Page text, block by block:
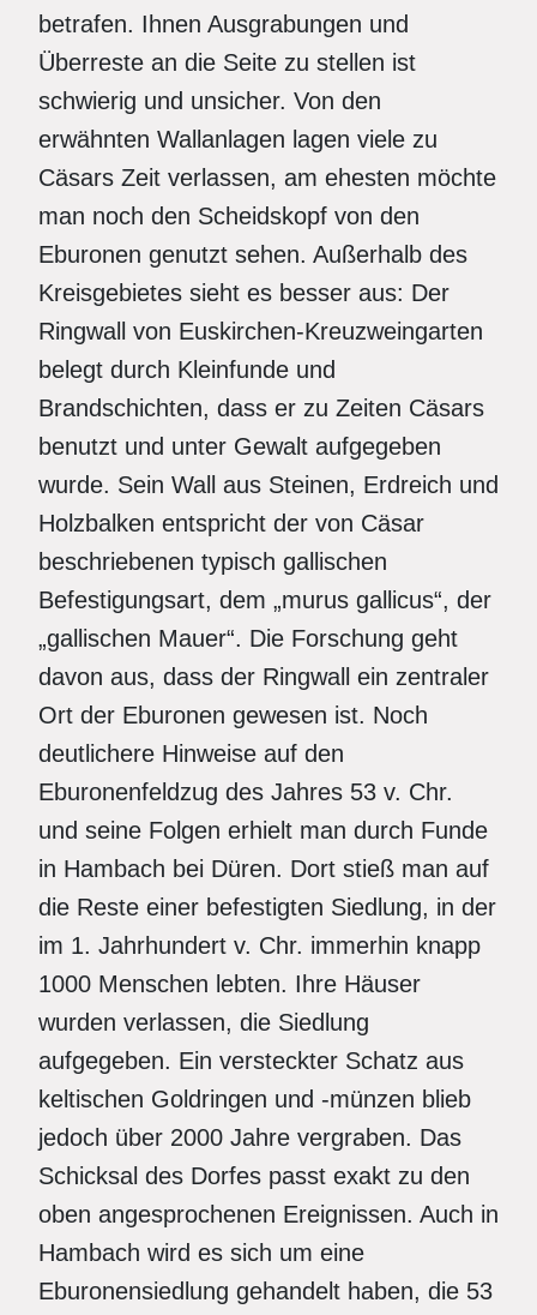
betrafen. Ihnen Ausgrabungen und
Überreste an die Seite zu stellen ist
schwierig und unsicher. Von den
erwähnten Wallanlagen lagen viele zu
Cäsars Zeit verlassen, am ehesten möchte
man noch den Scheidskopf von den
Eburonen genutzt sehen. Außerhalb des
Kreisgebietes sieht es besser aus: Der
Ringwall von Euskirchen-Kreuzweingarten
belegt durch Kleinfunde und
Brandschichten, dass er zu Zeiten Cäsars
benutzt und unter Gewalt aufgegeben
wurde. Sein Wall aus Steinen, Erdreich und
Holzbalken entspricht der von Cäsar
beschriebenen typisch gallischen
Befestigungsart, dem „murus gallicus“, der
„gallischen Mauer“. Die Forschung geht
davon aus, dass der Ringwall ein zentraler
Ort der Eburonen gewesen ist. Noch
deutlichere Hinweise auf den
Eburonenfeldzug des Jahres 53 v. Chr.
und seine Folgen erhielt man durch Funde
in Hambach bei Düren. Dort stieß man auf
die Reste einer befestigten Siedlung, in der
im 1. Jahrhundert v. Chr. immerhin knapp
1000 Menschen lebten. Ihre Häuser
wurden verlassen, die Siedlung
aufgegeben. Ein versteckter Schatz aus
keltischen Goldringen und -münzen blieb
jedoch über 2000 Jahre vergraben. Das
Schicksal des Dorfes passt exakt zu den
oben angesprochenen Ereignissen. Auch in
Hambach wird es sich um eine
Eburonensiedlung gehandelt haben, die 53